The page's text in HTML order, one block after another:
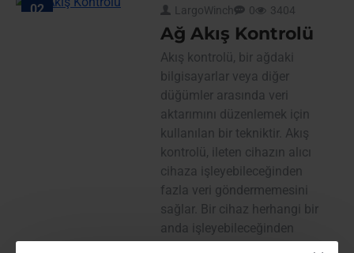
02 LargoWinch 0 3404
Ağ Akış Kontrolü
Akış kontrolü, bir ağdaki
bilgisayarlar veya diğer
düğümler arasında veri
aktarımını düzenlemek için
kullanılan bir tekniktir. Akış
kontrolü, ileten cihazın alıcı
cihaza işleyebileceğinden
fazla veri göndermemesini
sağlar. Bir cihaz herhangi bir
anda işleyebileceğinden